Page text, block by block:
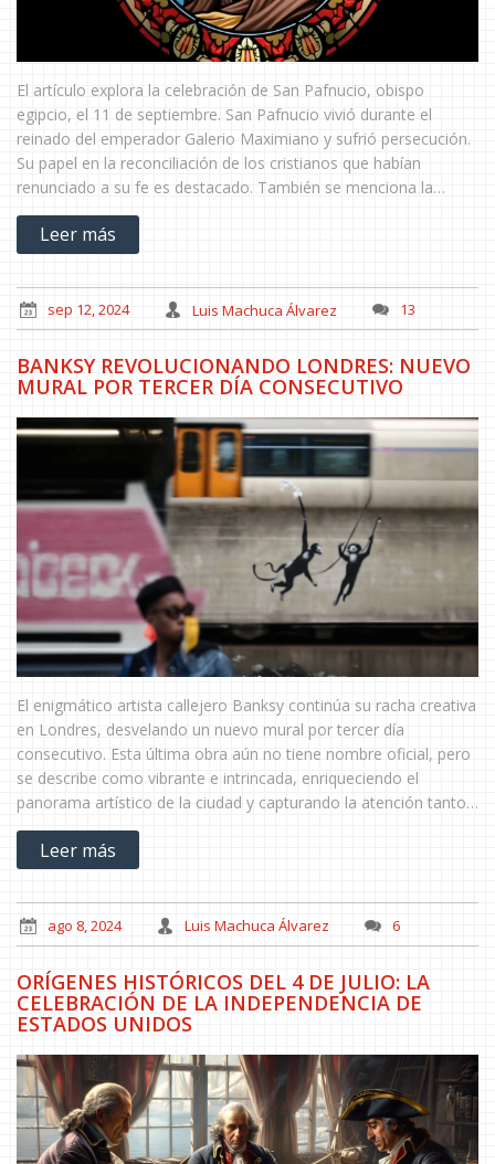
El artículo explora la celebración de San Pafnucio, obispo
egipcio, el 11 de septiembre. San Pafnucio vivió durante el
reinado del emperador Galerio Maximiano y sufrió persecución.
Su papel en la reconciliación de los cristianos que habían
renunciado a su fe es destacado. También se menciona la
tradición de nombrar a los niños tras santos en su día festivo.
Leer más
sep 12, 2024 Luis Machuca Álvarez 13
BANKSY REVOLUCIONANDO LONDRES: NUEVO
MURAL POR TERCER DÍA CONSECUTIVO
El enigmático artista callejero Banksy continúa su racha creativa
en Londres, desvelando un nuevo mural por tercer día
consecutivo. Esta última obra aún no tiene nombre oficial, pero
se describe como vibrante e intrincada, enriqueciendo el
panorama artístico de la ciudad y capturando la atención tanto
del público como de los medios de comunicación.
Leer más
ago 8, 2024 Luis Machuca Álvarez 6
ORÍGENES HISTÓRICOS DEL 4 DE JULIO: LA
CELEBRACIÓN DE LA INDEPENDENCIA DE
ESTADOS UNIDOS